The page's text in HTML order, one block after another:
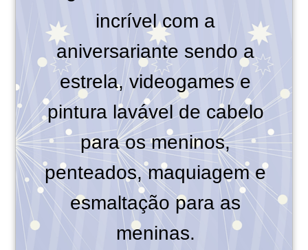
incrível com a
aniversariante sendo a
estrela, videogames e
pintura lavável de cabelo
para os meninos,
penteados, maquiagem e
esmaltação para as
meninas.